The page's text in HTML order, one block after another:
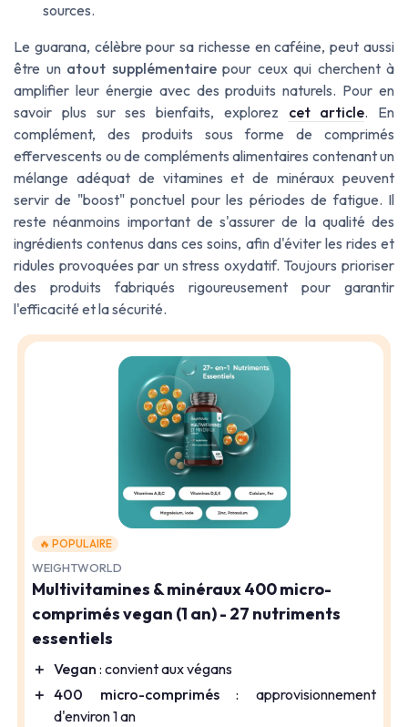
sources.
Le guarana, célèbre pour sa richesse en caféine, peut aussi
être un atout supplémentairepour ceux qui cherchent à
amplifier leur énergie avec des produits naturels. Pour en
savoir plus sur ses bienfaits, explorez cet article. En
complément, des produits sous forme de comprimés
effervescents ou de compléments alimentaires contenant un
mélange adéquat de vitamines et de minéraux peuvent
servir de "boost" ponctuel pour les périodes de fatigue. Il
reste néanmoins important de s'assurer de la qualité des
ingrédients contenus dans ces soins, afin d'éviter les rides et
ridules provoquées par un stress oxydatif. Toujours prioriser
des produits fabriqués rigoureusement pour garantir
l'efficacité et la sécurité.
🔥 POPULAIRE
WEIGHTWORLD
Multivitamines & minéraux 400 micro-
comprimés vegan (1 an) - 27 nutriments
essentiels
＋ Vegan : convient aux végans
＋ 400 micro-comprimés: approvisionnement
d'environ 1 an